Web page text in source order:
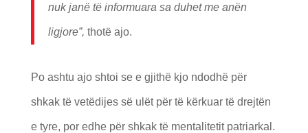
nuk janë të informuara sa duhet me anën
ligjore”, thotë ajo.
Po ashtu ajo shtoi se e gjithë kjo ndodhë për
shkak të vetëdijes së ulët për të kërkuar të drejtën
e tyre, por edhe për shkak të mentalitetit patriarkal.